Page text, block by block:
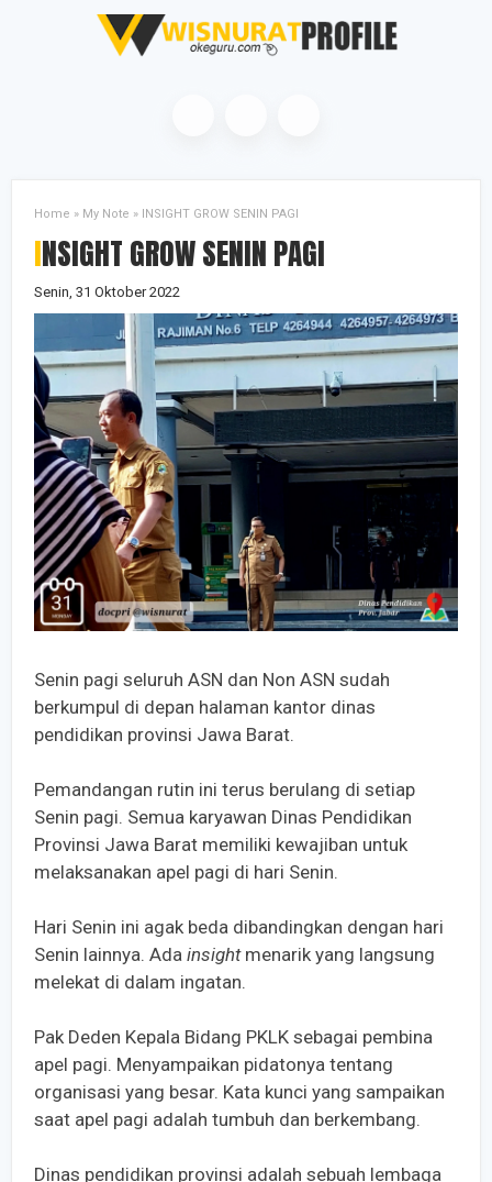
Home » My Note » INSIGHT GROW SENIN PAGI
INSIGHT GROW SENIN PAGI
Senin, 31 Oktober 2022
Senin pagi seluruh ASN dan Non ASN sudah
berkumpul di depan halaman kantor dinas
pendidikan provinsi Jawa Barat.
Pemandangan rutin ini terus berulang di setiap
Senin pagi. Semua karyawan Dinas Pendidikan
Provinsi Jawa Barat memiliki kewajiban untuk
melaksanakan apel pagi di hari Senin.
Hari Senin ini agak beda dibandingkan dengan hari
Senin lainnya. Ada insightmenarik yang langsung
melekat di dalam ingatan.
Pak Deden Kepala Bidang PKLK sebagai pembina
apel pagi. Menyampaikan pidatonya tentang
organisasi yang besar. Kata kunci yang sampaikan
saat apel pagi adalah tumbuh dan berkembang.
Dinas pendidikan provinsi adalah sebuah lembaga